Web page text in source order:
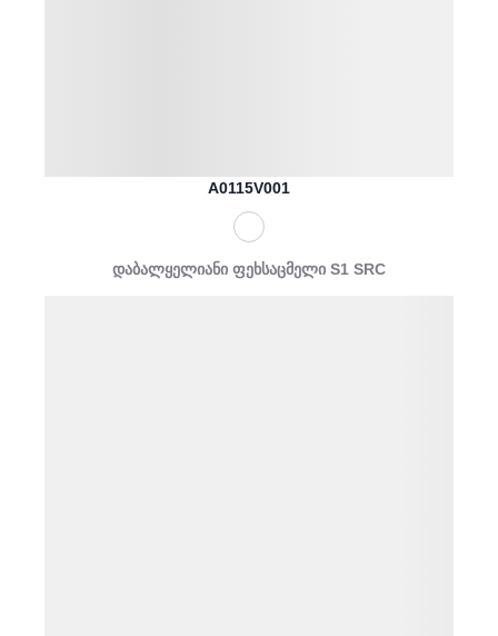
A0115V001
დაბალყელიანი ფეხსაცმელი S1 SRC